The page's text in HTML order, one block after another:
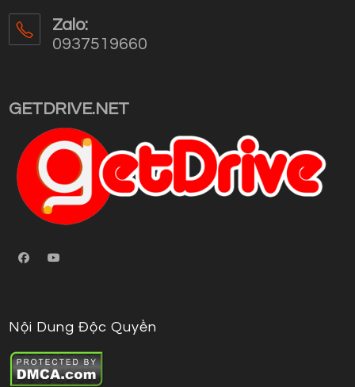
in
your
Zalo:
0937519660
application
GETDRIVE.NET
Nội Dung Độc Quyền